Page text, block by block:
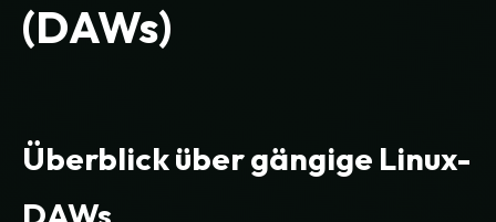
(DAWs)
Überblick über gängige Linux-
DAWs